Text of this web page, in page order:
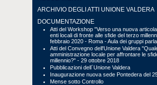
ARCHIVIO DEGLI ATTI UNIONE VALDERA
DOCUMENTAZIONE
Atti del Workshop "Verso una nuova
enti locali di fronte alle sfide del terzo
febbraio 2020 - Roma - Aula dei gruppi
Atti del Convegno dell'Unione Valdera
amministrazione locale per affrontare le
millennio?" - 29 ottobre 2018
Pubblicazioni dell´Unione Valdera
Inaugurazione nuova sede Pontedera del
Mense sotto Controllo